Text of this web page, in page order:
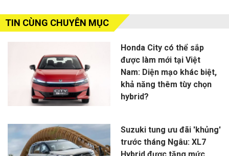
TIN CÙNG CHUYÊN MỤC
Honda City có thể sắp
được làm mới tại Việt
Nam: Diện mạo khác biệt,
khả năng thêm tùy chọn
hybrid?
Suzuki tung ưu đãi 'khủng'
trước tháng Ngâu: XL7
Hybrid được tăng mức